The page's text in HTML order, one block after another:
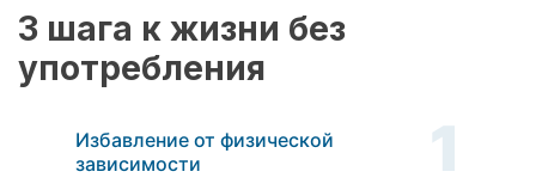
3 шага к жизни без
употребления
Избавление от физической
зависимости
1